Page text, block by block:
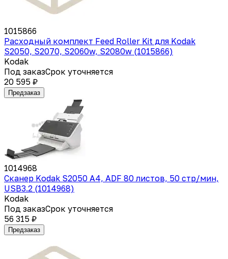
1015866
Расходный комплект Feed Roller Kit для Kodak
S2050, S2070, S2060w, S2080w (1015866)
Kodak
Под заказСрок уточняется
20 595 ₽
Предзаказ
1014968
Сканер Kodak S2050 А4, ADF 80 листов, 50 стр/мин,
USB3.2 (1014968)
Kodak
Под заказСрок уточняется
56 315 ₽
Предзаказ